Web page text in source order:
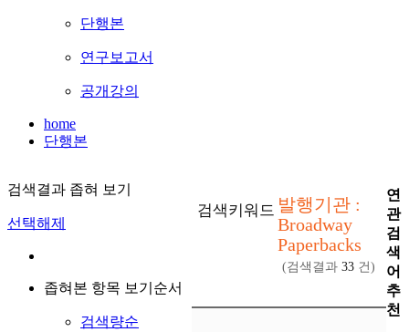
단행본
연구보고서
공개강의
home
단행본
검색결과 좁혀 보기
선택해제
좁혀본 항목 보기순서
검색량순
검색키워드 발행기관 :
Broadway
Paperbacks
(검색결과 33 건)
연
관
검
색
어
추
천